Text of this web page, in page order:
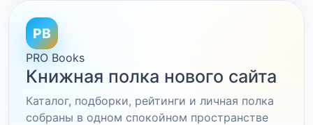
PB
PRO Books
Книжная полка нового сайта
Каталог, подборки, рейтинги и личная полка
собраны в одном спокойном пространстве